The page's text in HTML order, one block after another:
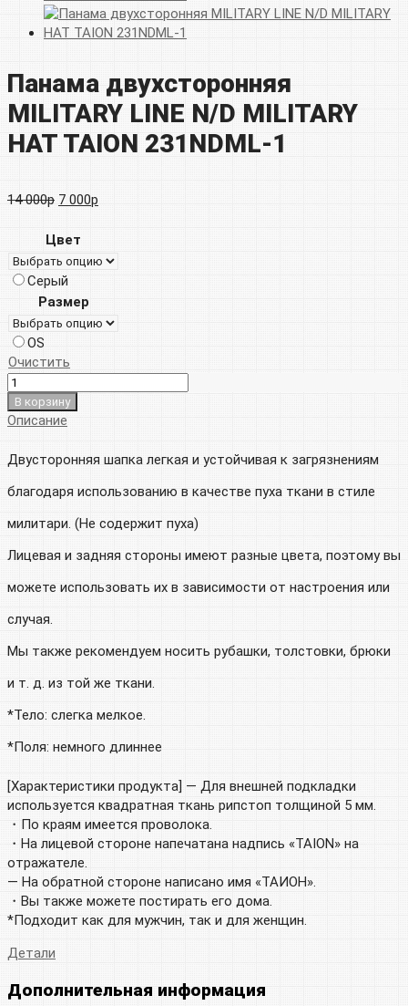
Панама двухсторонняя
MILITARY LINE N/D MILITARY
HAT TAION 231NDML-1
14 000р Первоначальная
составляла
000р.
7 000р
7
Цвет
Серый
Размер
OS
Очистить
В корзину
Описание
Двусторонняя шапка легкая и устойчивая к загрязнениям
благодаря использованию в качестве пуха ткани в стиле
милитари. (Не содержит пуха)
Лицевая и задняя стороны имеют разные цвета, поэтому вы
можете использовать их в зависимости от настроения или
случая.
Мы также рекомендуем носить рубашки, толстовки, брюки
и т. д. из той же ткани.
*Тело: слегка мелкое.
*Поля: немного длиннее
[Характеристики продукта] — Для внешней подкладки
используется квадратная ткань рипстоп толщиной 5 мм.
・По краям имеется проволока.
・На лицевой стороне напечатана надпись «TAION» на
отражателе.
— На обратной стороне написано имя «ТАИОН».
・Вы также можете постирать его дома.
*Подходит как для мужчин, так и для женщин.
Детали
Дополнительная информация